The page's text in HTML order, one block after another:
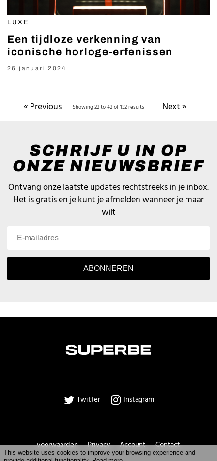
LUXE
Een tijdloze verkenning van
iconische horloge-erfenissen
26 januari 2024
« Previous Showing 22 to 42 of 132 results Next »
SCHRIJF U IN OP
ONZE NIEUWSBRIEF
Ontvang onze laatste updates rechtstreeks in je inbox.
Het is gratis en je kunt je afmelden wanneer je maar
wilt
ABONNEREN
This website uses cookies to improve your browsing experience and
Twitter Instagram
voorwaarden Privacy Account Contact